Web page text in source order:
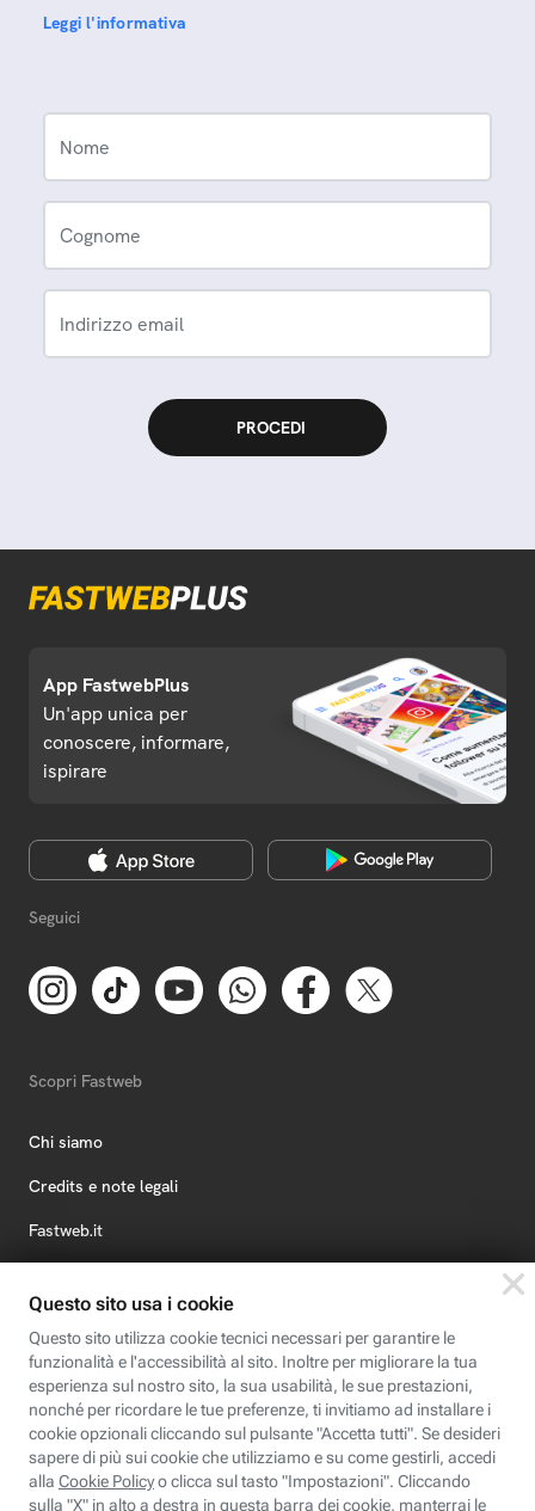
Leggi l'informativa
Nome
Cognome
Indirizzo email
App FastwebPlus
Un'app unica per
conoscere, informare,
ispirare
Seguici
Scopri Fastweb
Chi siamo
Credits e note legali
Fastweb.it
Fastweb Digital Academy
STEP FuturAbility District